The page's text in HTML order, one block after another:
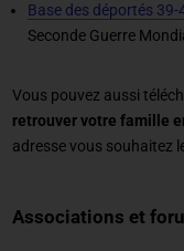
Base des déportés 39-
Seconde Guerre
Vous pouvez aussi
retrouver votre famille
adresse vous souhaitez
Associations et